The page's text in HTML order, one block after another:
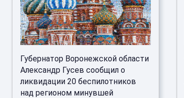
Губернатор Воронежской области
Александр Гусев сообщил о
ликвидации 20 беспилотников
над регионом минувшей